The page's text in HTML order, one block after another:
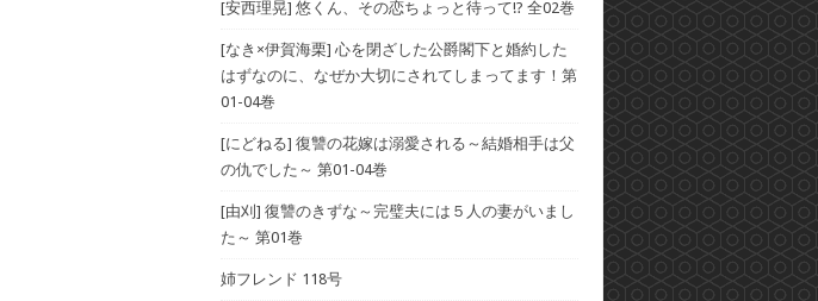
[安西理晃] 悠くん、その恋ちょっと待って!? 全02巻
[なき×伊賀海栗] 心を閉ざした公爵閣下と婚約した
はずなのに、なぜか大切にされてしまってます！第
01-04巻
[にどねる] 復讐の花嫁は溺愛される～結婚相手は父
の仇でした～ 第01-04巻
[由刈] 復讐のきずな～完璧夫には５人の妻がいまし
た～ 第01巻
姉フレンド 118号